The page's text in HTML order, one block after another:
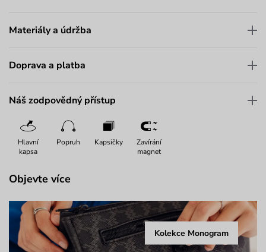
Materiály a údržba
Doprava a platba
Náš zodpovědný přístup
Hlavní
kapsa
Popruh Kapsičky
Zavírání
magnet
Objevte více
Kolekce Monogram